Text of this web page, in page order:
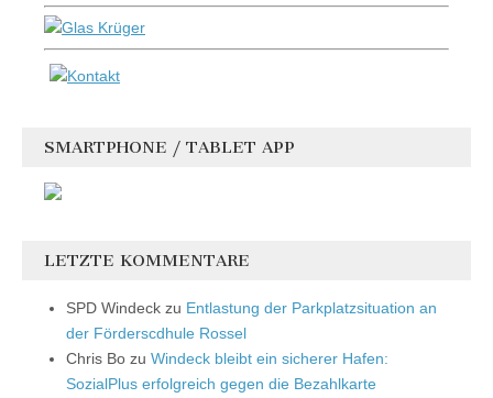
SMARTPHONE / TABLET APP
LETZTE KOMMENTARE
SPD Windeck zu Entlastung der Parkplatzsituation an
der Förderscdhule Rossel
Chris Bo zu Windeck bleibt ein sicherer Hafen:
SozialPlus erfolgreich gegen die Bezahlkarte